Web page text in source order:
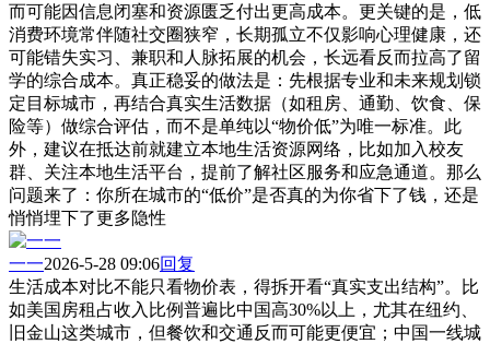
而可能因信息闭塞和资源匮乏付出更高成本。更关键的是，低
消费环境常伴随社交圈狭窄，长期孤立不仅影响心理健康，还
可能错失实习、兼职和人脉拓展的机会，长远看反而拉高了留
学的综合成本。真正稳妥的做法是：先根据专业和未来规划锁
定目标城市，再结合真实生活数据（如租房、通勤、饮食、保
险等）做综合评估，而不是单纯以“物价低”为唯一标准。此
外，建议在抵达前就建立本地生活资源网络，比如加入校友
群、关注本地生活平台，提前了解社区服务和应急通道。那么
问题来了：你所在城市的“低价”是否真的为你省下了钱，还是
悄悄埋下了更多隐性
一一2026-5-28 09:06回复
生活成本对比不能只看物价表，得拆开看“真实支出结构”。比
如美国房租占收入比例普遍比中国高30%以上，尤其在纽约、
旧金山这类城市，但餐饮和交通反而可能更便宜；中国一线城